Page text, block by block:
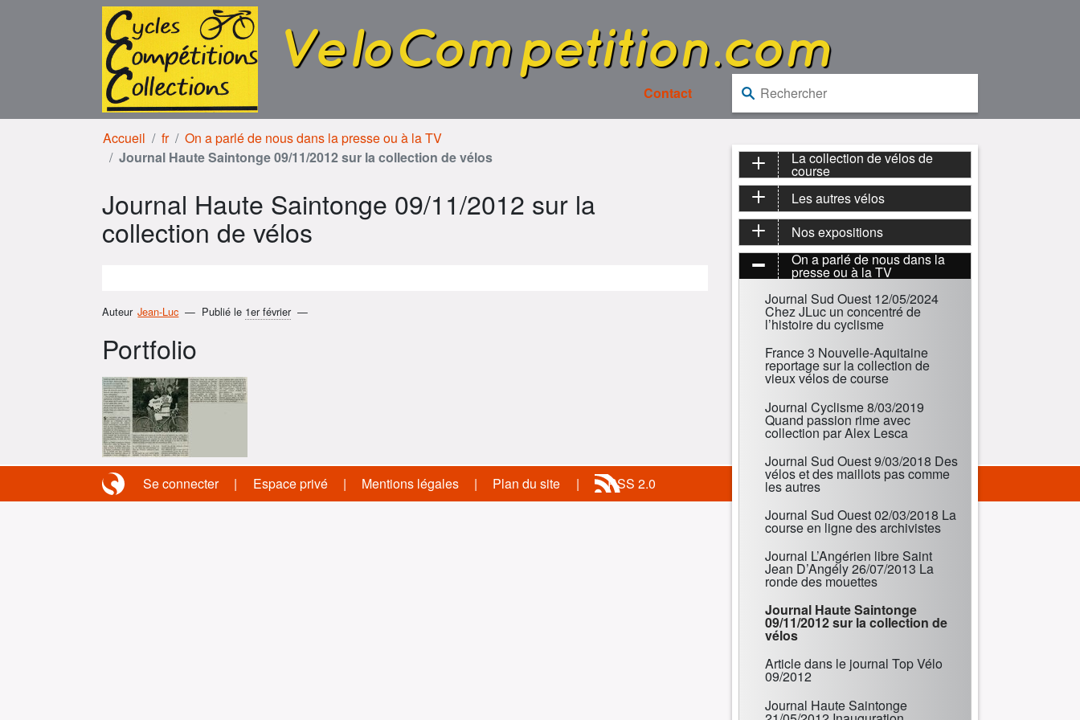
Aller à la navigation
VeloCompetition.com
Contact
Rechercher :
Accueil fr
On a parlé de nous dans la presse ou à la TV
Journal Haute Saintonge 09/11/2012 sur la collection de vélos
Journal Haute Saintonge 09/11/2012 sur la
collection de vélos
Auteur Jean-Luc Publié le 1er février
Portfolio
La collection de vélos de
course
Les autres vélos
Nos expositions
On a parlé de nous dans la
presse ou à la TV
Journal Sud Ouest 12/05/2024
Chez JLuc un concentré de
l’histoire du cyclisme
France 3 Nouvelle-Aquitaine
reportage sur la collection de
vieux vélos de course
Journal Cyclisme 8/03/2019
Quand passion rime avec
collection par Alex Lesca
Journal Sud Ouest 9/03/2018 Des
vélos et des maillots pas comme
les autres
Journal Sud Ouest 02/03/2018 La
course en ligne des archivistes
Journal L’Angérien libre Saint
Jean D’Angély 26/07/2013 La
ronde des mouettes
Journal Haute Saintonge
09/11/2012 sur la collection de
vélos
Article dans le journal Top Vélo
09/2012
Journal Haute Saintonge
Se connecter Espace privé Mentions légales Plan du site RSS 2.0